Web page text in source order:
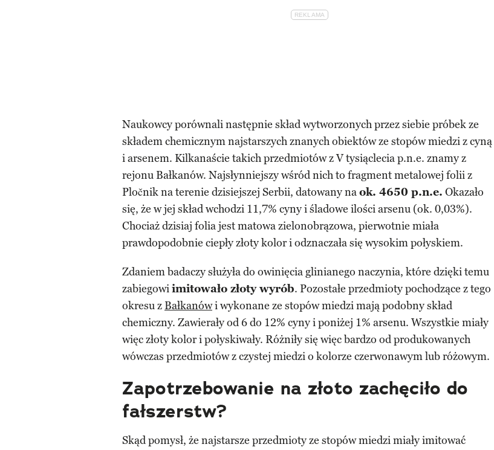
Naukowcy porównali następnie skład wytworzonych przez siebie próbek ze
składem chemicznym najstarszych znanych obiektów ze stopów miedzi z cyną
i arsenem. Kilkanaście takich przedmiotów z V tysiąclecia p.n.e. znamy z
rejonu Bałkanów. Najsłynniejszy wśród nich to fragment metalowej folii z
Pločnik na terenie dzisiejszej Serbii, datowany naok. 4650 p.n.e. Okazało
się, że w jej skład wchodzi 11,7% cyny i śladowe ilości arsenu (ok. 0,03%).
Chociaż dzisiaj folia jest matowa zielonobrązowa, pierwotnie miała
prawdopodobnie ciepły złoty kolor i odznaczała się wysokim połyskiem.
Zdaniem badaczy służyła do owinięcia glinianego naczynia, które dzięki temu
zabiegowiimitowało złoty wyrób. Pozostałe przedmioty pochodzące z tego
okresu zBałkanówi wykonane ze stopów miedzi mają podobny skład
chemiczny. Zawierały od 6 do 12% cyny i poniżej 1% arsenu. Wszystkie miały
więc złoty kolor i połyskiwały. Różniły się więc bardzo od produkowanych
wówczas przedmiotów z czystej miedzi o kolorze czerwonawym lub różowym.
Zapotrzebowanie na złoto zachęciło do
fałszerstw?
Skąd pomysł, że najstarsze przedmioty ze stopów miedzi miały imitować